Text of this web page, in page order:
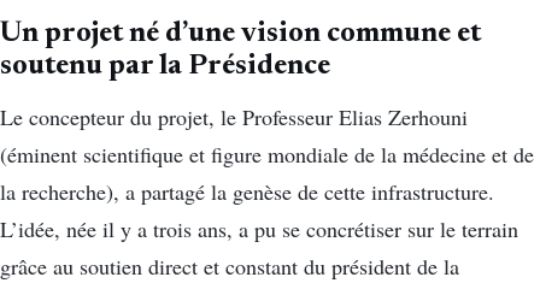
Un projet né d’une vision commune et
soutenu par la Présidence
Le concepteur du projet, le Professeur Elias Zerhouni
(éminent scientifique et figure mondiale de la médecine et de
la recherche), a partagé la genèse de cette infrastructure.
L’idée, née il y a trois ans, a pu se concrétiser sur le terrain
grâce au soutien direct et constant du président de la